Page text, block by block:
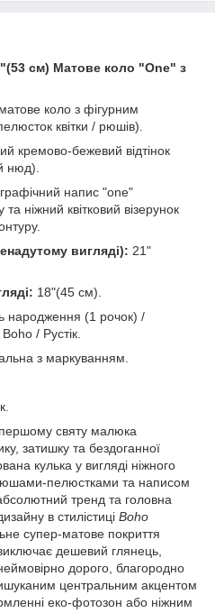
см) Матове коло "One" з
коло з фігурним
квітки / рюшів).
кремово-бежевий відтінок
нюд).
напис "one"
ніжний квітковий візерунок
вигляді): 21"
18"(45 см).
народження (1 рочок) /
/ Рустік.
з маркуванням.
святу малюка
затишку та бездоганної
кулька у вигляді ніжного
пелюстками та написом
тренд та головна
в стилістиці Boho
супер-матове покриття
дешевий глянець,
дорого, благородно
центральним акцентом
еко-фотозон або ніжним